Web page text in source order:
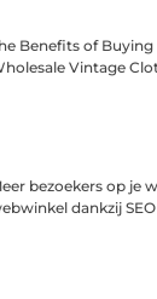
Benefits of
Vintage
bezoekers op je
dankzij SEO